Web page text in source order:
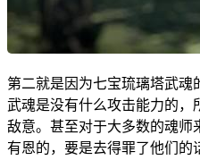
第二就是因为七宝琉璃塔武
武魂是没有什么攻击能力的，
敌意。甚至对于大多数的魂师
有恩的，要是去得罪了他们的